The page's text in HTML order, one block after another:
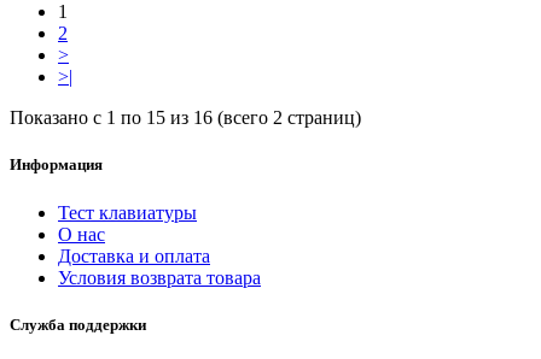
1
2
>
>|
Показано с 1 по 15 из 16 (всего 2 страниц)
Информация
Тест клавиатуры
О нас
Доставка и оплата
Условия возврата товара
Служба поддержки